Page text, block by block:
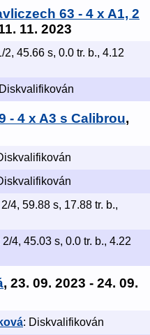
63 - 4 x A1, 2
11. 2023
2, 45.66 s, 0.0 tr. b., 4.12
- 4 x A3 s Calibrou,
2/4, 59.88 s, 17.88 tr. b.,
2/4, 45.03 s, 0.0 tr. b., 4.22
, 23. 09. 2023 - 24. 09.
: Diskvalifikován